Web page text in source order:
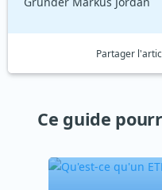
Partager
Ce guide